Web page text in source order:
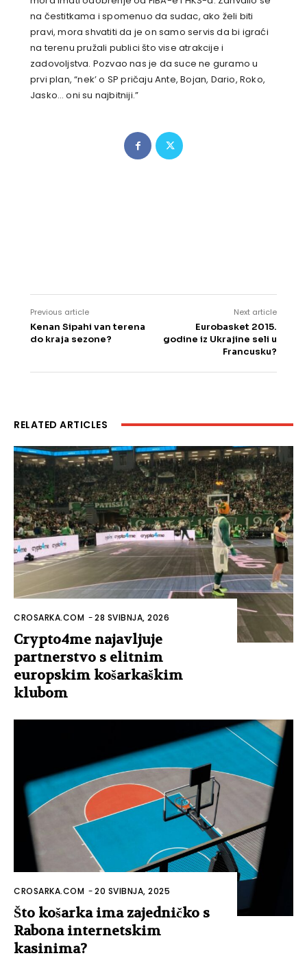
na čestitkama i spomenuo da sudac, ako želi biti
pravi, mora shvatiti da je on samo servis da bi igraći
na terenu pružali publici što vise atrakcije i
zadovoljstva. Pozvao nas je da suce ne guramo u
prvi plan, “nek’ o SP pričaju Ante, Bojan, Dario, Roko,
Jasko… oni su najbitniji.”
Previous article
Kenan Sipahi van terena
do kraja sezone?
Next article
Eurobasket 2015.
godine iz Ukrajine seli u
Francusku?
RELATED ARTICLES
CROSARKA.COM -28 SVIBNJA, 2026
Crypto4me najavljuje
partnerstvo s elitnim
europskim košarkaškim
klubom
CROSARKA.COM -20 SVIBNJA, 2025
Što košarka ima zajedničko s
Rabona internetskim
kasinima?